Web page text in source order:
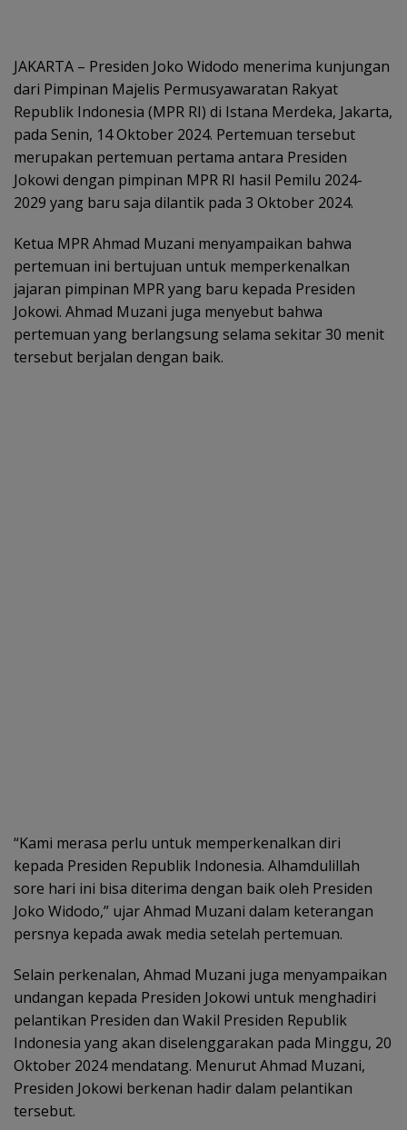
JAKARTA – Presiden Joko Widodo menerima kunjungan
dari Pimpinan Majelis Permusyawaratan Rakyat
Republik Indonesia (MPR RI) di Istana Merdeka, Jakarta,
pada Senin, 14 Oktober 2024. Pertemuan tersebut
merupakan pertemuan pertama antara Presiden
Jokowi dengan pimpinan MPR RI hasil Pemilu 2024-
2029 yang baru saja dilantik pada 3 Oktober 2024.
Ketua MPR Ahmad Muzani menyampaikan bahwa
pertemuan ini bertujuan untuk memperkenalkan
jajaran pimpinan MPR yang baru kepada Presiden
Jokowi. Ahmad Muzani juga menyebut bahwa
pertemuan yang berlangsung selama sekitar 30 menit
tersebut berjalan dengan baik.
“Kami merasa perlu untuk memperkenalkan diri
kepada Presiden Republik Indonesia. Alhamdulillah
sore hari ini bisa diterima dengan baik oleh Presiden
Joko Widodo,” ujar Ahmad Muzani dalam keterangan
persnya kepada awak media setelah pertemuan.
Selain perkenalan, Ahmad Muzani juga menyampaikan
undangan kepada Presiden Jokowi untuk menghadiri
pelantikan Presiden dan Wakil Presiden Republik
Indonesia yang akan diselenggarakan pada Minggu, 20
Oktober 2024 mendatang. Menurut Ahmad Muzani,
Presiden Jokowi berkenan hadir dalam pelantikan
tersebut.